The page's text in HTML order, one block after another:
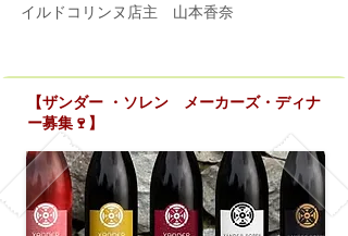
イルドコリンヌ店主 山本香奈
【ザンダー ・ソレン メーカーズ・ディナ
ー募集🍷】